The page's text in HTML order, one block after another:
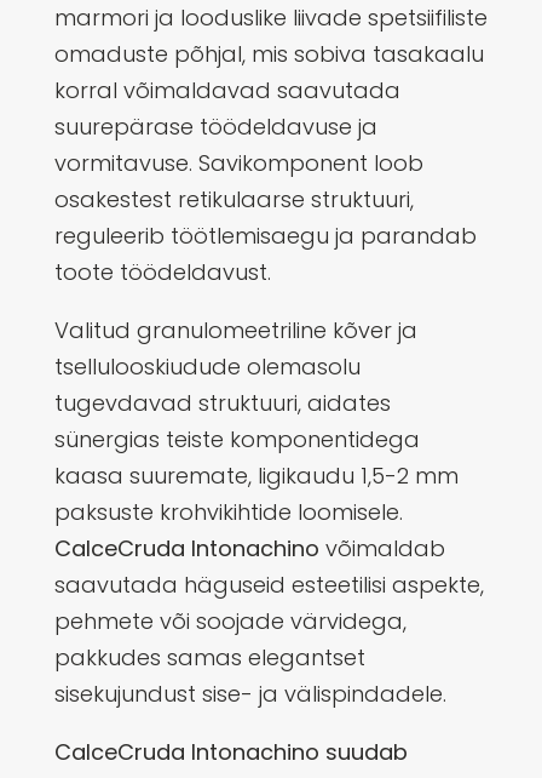
marmori ja looduslike liivade spetsiifiliste
omaduste põhjal, mis sobiva tasakaalu
korral võimaldavad saavutada
suurepärase töödeldavuse ja
vormitavuse. Savikomponent loob
osakestest retikulaarse struktuuri,
reguleerib töötlemisaegu ja parandab
toote töödeldavust.
Valitud granulomeetriline kõver ja
tsellulooskiudude olemasolu
tugevdavad struktuuri, aidates
sünergias teiste komponentidega
kaasa suuremate, ligikaudu 1,5-2 mm
paksuste krohvikihtide loomisele.
CalceCruda Intonachino võimaldab
saavutada häguseid esteetilisi aspekte,
pehmete või soojade värvidega,
pakkudes samas elegantset
sisekujundust sise- ja välispindadele.
CalceCruda Intonachino suudab